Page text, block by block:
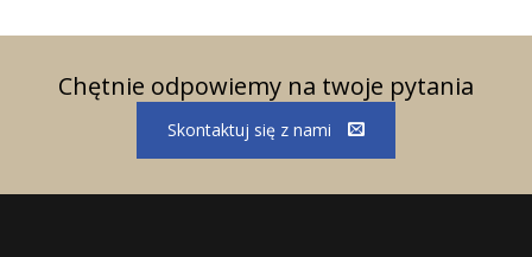
Chętnie odpowiemy na twoje pytania
Skontaktuj się z nami